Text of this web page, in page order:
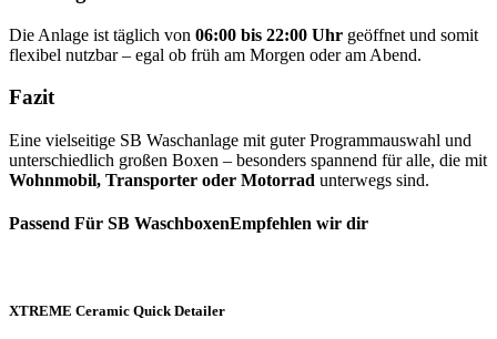
Die Anlage ist täglich von 06:00 bis 22:00 Uhr geöffnet und somit
flexibel nutzbar – egal ob früh am Morgen oder am Abend.
Fazit
Eine vielseitige SB Waschanlage mit guter Programmauswahl und
unterschiedlich großen Boxen – besonders spannend für alle, die mit
Wohnmobil, Transporter oder Motorrad unterwegs sind.
Passend Für SB WaschboxenEmpfehlen wir dir
XTREME Ceramic Quick Detailer